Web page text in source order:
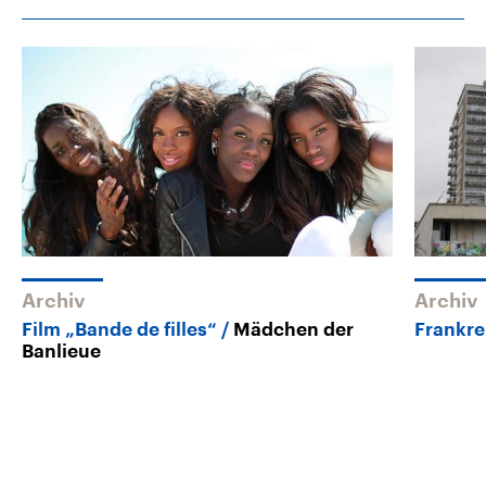
Archiv
Film „Bande de filles“
Mädchen der
Banlieue
Archiv